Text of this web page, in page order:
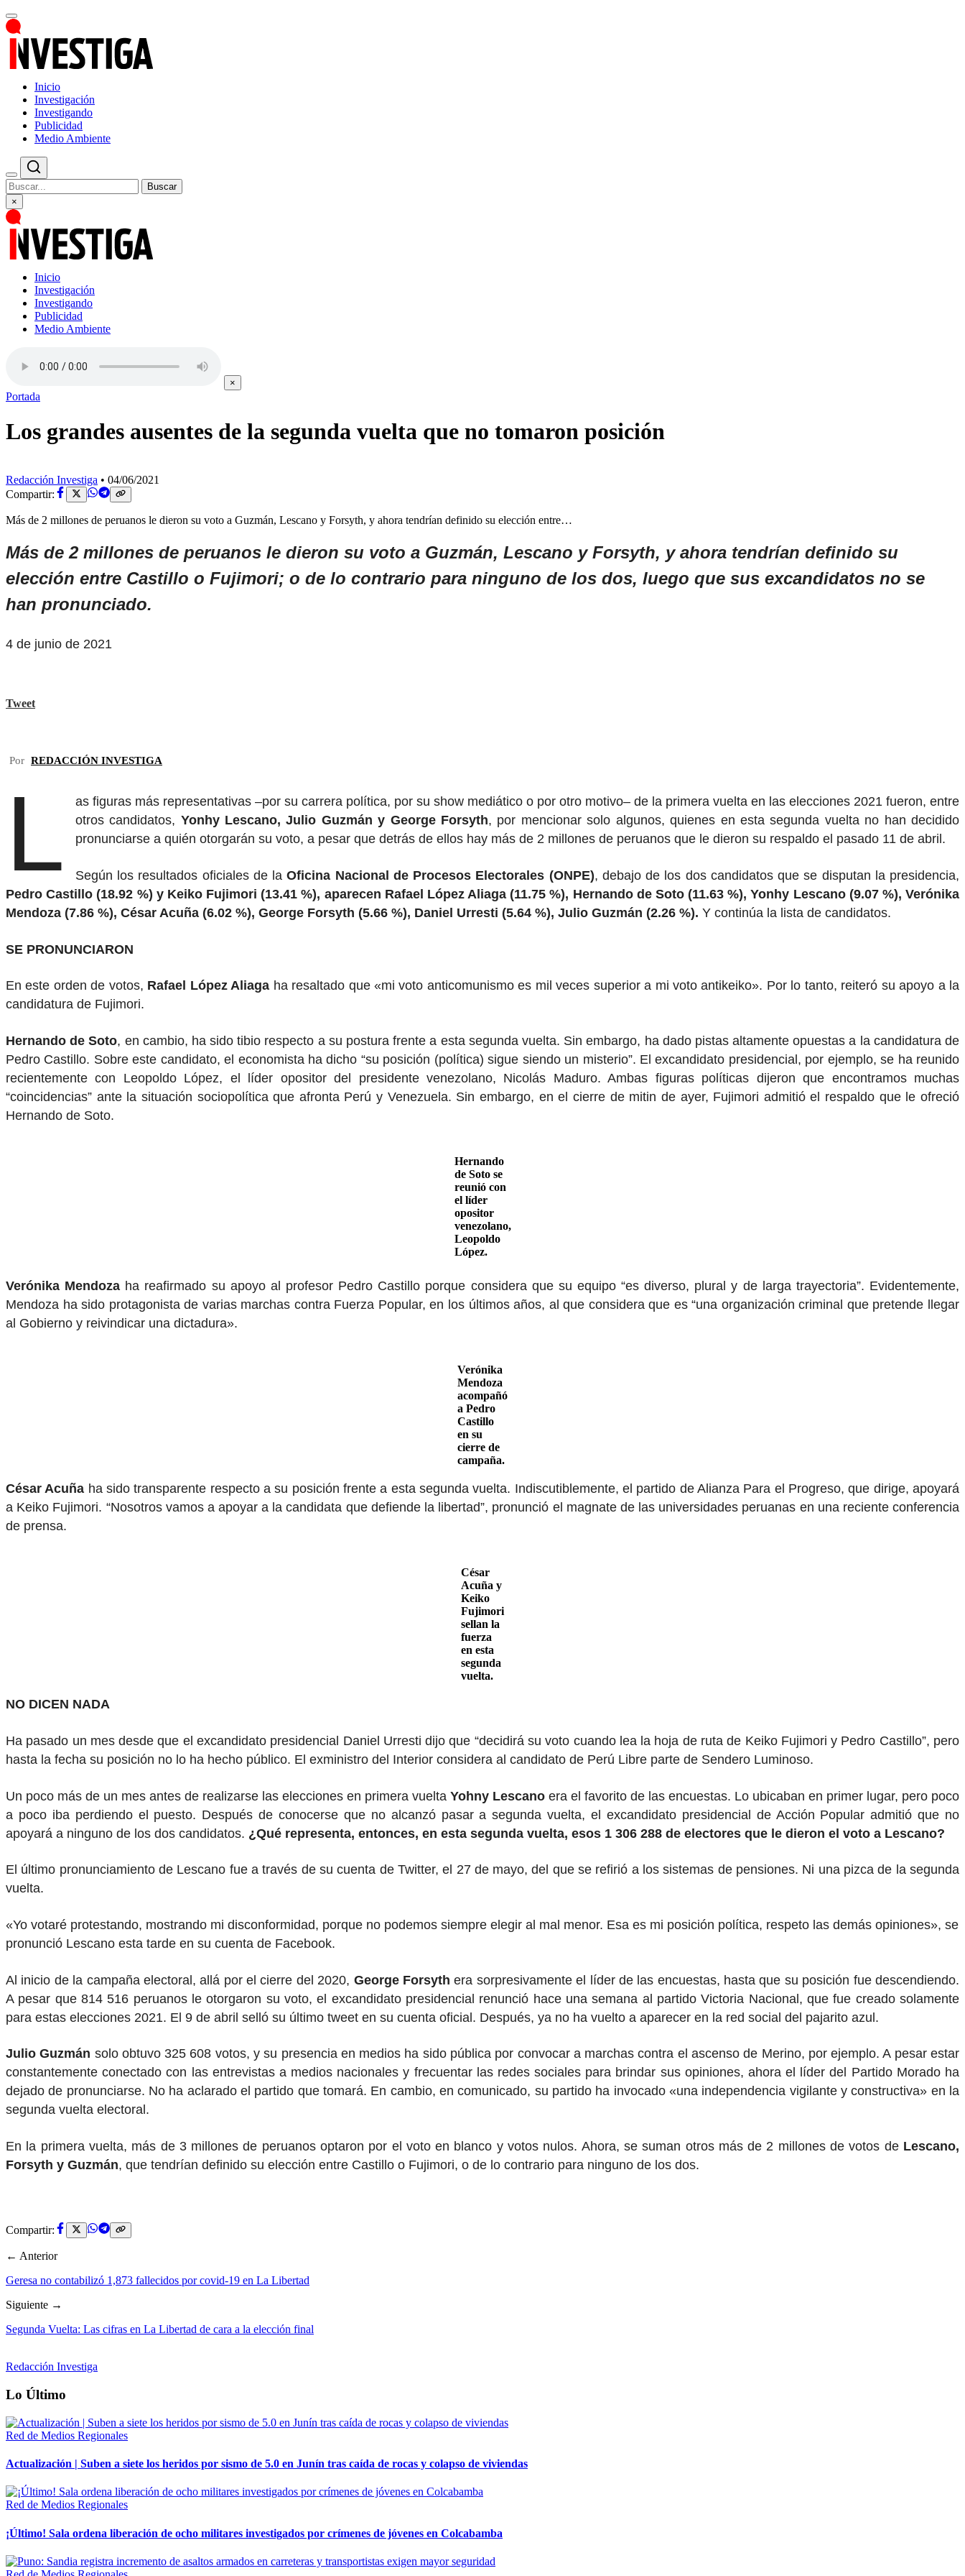
Inicio
Investigación
Investigando
Publicidad
Medio Ambiente
Buscar
×
Inicio
Investigación
Investigando
Publicidad
Medio Ambiente
×
Portada
Los grandes ausentes de la segunda vuelta que no tomaron posición
Redacción Investiga • 04/06/2021
Compartir:
Más de 2 millones de peruanos le dieron su voto a Guzmán, Lescano y Forsyth, y ahora tendrían definido su elección entre…
Más de 2 millones de peruanos le dieron su voto a Guzmán, Lescano y Forsyth, y ahora tendrían definido su
elección entre Castillo o Fujimori; o de lo contrario para ninguno de los dos, luego que sus excandidatos no se
han pronunciado.
4 de junio de 2021
Tweet
Por REDACCIÓN INVESTIGA
L
as figuras más representativas –por su carrera política, por su show mediático o por otro motivo– de la primera vuelta en las elecciones 2021 fueron, entre
otros candidatos, Yonhy Lescano, Julio Guzmán y George Forsyth, por mencionar solo algunos, quienes en esta segunda vuelta no han decidido
pronunciarse a quién otorgarán su voto, a pesar que detrás de ellos hay más de 2 millones de peruanos que le dieron su respaldo el pasado 11 de abril.
Según los resultados oficiales de laOficina Nacional de Procesos Electorales (ONPE), debajo de los dos candidatos que se disputan la presidencia,
Pedro Castillo (18.92 %) y Keiko Fujimori (13.41 %), aparecen Rafael López Aliaga (11.75 %), Hernando de Soto (11.63 %), Yonhy Lescano (9.07 %), Verónika
Mendoza (7.86 %), César Acuña (6.02 %), George Forsyth (5.66 %), Daniel Urresti (5.64 %), Julio Guzmán (2.26 %). Y continúa la lista de candidatos.
SE PRONUNCIARON
En este orden de votos, Rafael López Aliaga ha resaltado que «mi voto anticomunismo es mil veces superior a mi voto antikeiko». Por lo tanto, reiteró su apoyo a la
candidatura de Fujimori.
Hernando de Soto, en cambio, ha sido tibio respecto a su postura frente a esta segunda vuelta. Sin embargo, ha dado pistas altamente opuestas a la candidatura de
Pedro Castillo. Sobre este candidato, el economista ha dicho “su posición (política) sigue siendo un misterio”. El excandidato presidencial, por ejemplo, se ha reunido
recientemente con Leopoldo López, el líder opositor del presidente venezolano, Nicolás Maduro. Ambas figuras políticas dijeron que encontramos muchas
“coincidencias” ante la situación sociopolítica que afronta Perú y Venezuela. Sin embargo, en el cierre de mitin de ayer, Fujimori admitió el respaldo que le ofreció
Hernando de Soto.
Hernando
de Soto se
reunió con
el líder
opositor
venezolano,
Leopoldo
López.
Verónika Mendoza ha reafirmado su apoyo al profesor Pedro Castillo porque considera que su equipo “es diverso, plural y de larga trayectoria”. Evidentemente,
Mendoza ha sido protagonista de varias marchas contra Fuerza Popular, en los últimos años, al que considera que es “una organización criminal que pretende llegar
al Gobierno y reivindicar una dictadura».
Verónika
Mendoza
acompañó
a Pedro
Castillo
en su
cierre de
campaña.
César Acuña ha sido transparente respecto a su posición frente a esta segunda vuelta. Indiscutiblemente, el partido de Alianza Para el Progreso, que dirige, apoyará
a Keiko Fujimori. “Nosotros vamos a apoyar a la candidata que defiende la libertad”, pronunció el magnate de las universidades peruanas en una reciente conferencia
de prensa.
César
Acuña y
Keiko
Fujimori
sellan la
fuerza
en esta
segunda
vuelta.
NO DICEN NADA
Ha pasado un mes desde que el excandidato presidencial Daniel Urresti dijo que “decidirá su voto cuando lea la hoja de ruta de Keiko Fujimori y Pedro Castillo”, pero
hasta la fecha su posición no lo ha hecho público. El exministro del Interior considera al candidato de Perú Libre parte de Sendero Luminoso.
Un poco más de un mes antes de realizarse las elecciones en primera vuelta Yohny Lescano era el favorito de las encuestas. Lo ubicaban en primer lugar, pero poco
a poco iba perdiendo el puesto. Después de conocerse que no alcanzó pasar a segunda vuelta, el excandidato presidencial de Acción Popular admitió que no
apoyará a ninguno de los dos candidatos. ¿Qué representa, entonces, en esta segunda vuelta, esos 1 306 288 de electores que le dieron el voto a Lescano?
El último pronunciamiento de Lescano fue a través de su cuenta de Twitter, el 27 de mayo, del que se refirió a los sistemas de pensiones. Ni una pizca de la segunda
vuelta.
«Yo votaré protestando, mostrando mi disconformidad, porque no podemos siempre elegir al mal menor. Esa es mi posición política, respeto las demás opiniones», se
pronunció Lescano esta tarde en su cuenta de Facebook.
Al inicio de la campaña electoral, allá por el cierre del 2020, George Forsyth era sorpresivamente el líder de las encuestas, hasta que su posición fue descendiendo.
A pesar que 814 516 peruanos le otorgaron su voto, el excandidato presidencial renunció hace una semana al partido Victoria Nacional, que fue creado solamente
para estas elecciones 2021. El 9 de abril selló su último tweet en su cuenta oficial. Después, ya no ha vuelto a aparecer en la red social del pajarito azul.
Julio Guzmán solo obtuvo 325 608 votos, y su presencia en medios ha sido pública por convocar a marchas contra el ascenso de Merino, por ejemplo. A pesar estar
constantemente conectado con las entrevistas a medios nacionales y frecuentar las redes sociales para brindar sus opiniones, ahora el líder del Partido Morado ha
dejado de pronunciarse. No ha aclarado el partido que tomará. En cambio, en comunicado, su partido ha invocado «una independencia vigilante y constructiva» en la
segunda vuelta electoral.
En la primera vuelta, más de 3 millones de peruanos optaron por el voto en blanco y votos nulos. Ahora, se suman otros más de 2 millones de votos de Lescano,
Forsyth y Guzmán, que tendrían definido su elección entre Castillo o Fujimori, o de lo contrario para ninguno de los dos.
Compartir:
← Anterior
Geresa no contabilizó 1,873 fallecidos por covid-19 en La Libertad
Siguiente →
Segunda Vuelta: Las cifras en La Libertad de cara a la elección final
Redacción Investiga
Lo Último
Red de Medios Regionales
Actualización | Suben a siete los heridos por sismo de 5.0 en Junín tras caída de rocas y colapso de viviendas
Red de Medios Regionales
¡Último! Sala ordena liberación de ocho militares investigados por crímenes de jóvenes en Colcabamba